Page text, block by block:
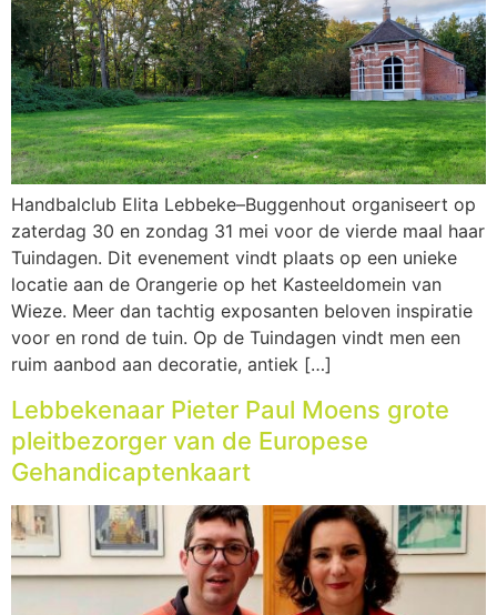
Handbalclub Elita Lebbeke–Buggenhout organiseert op
zaterdag 30 en zondag 31 mei voor de vierde maal haar
Tuindagen. Dit evenement vindt plaats op een unieke
locatie aan de Orangerie op het Kasteeldomein van
Wieze. Meer dan tachtig exposanten beloven inspiratie
voor en rond de tuin. Op de Tuindagen vindt men een
ruim aanbod aan decoratie, antiek […]
Lebbekenaar Pieter Paul Moens grote
pleitbezorger van de Europese
Gehandicaptenkaart